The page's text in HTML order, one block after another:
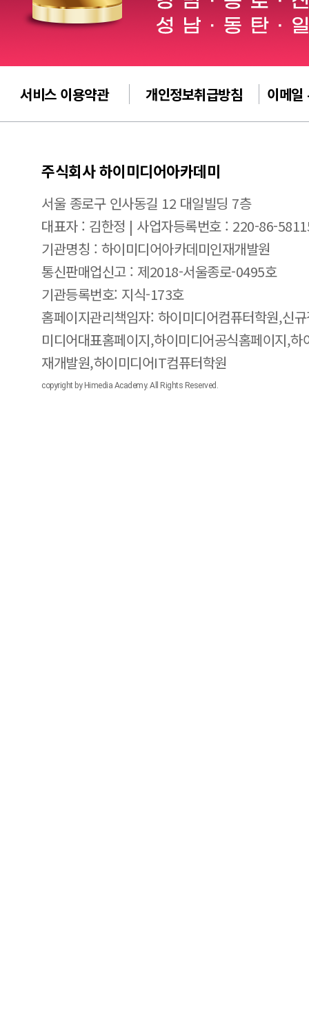
서비스 이용약관 개인정보취급방침 이메일
주식회사 하이미디어아카데미
서울 종로구 인사동길 12 대일빌딩 7층
대표자 : 김한정 | 사업자등록번호 : 220-86-
기관명칭 : 하이미디어아카데미인재개발원
통신판매업신고 : 제2018-서울종로-0495호
기관등록번호: 지식-173호
홈페이지관리책임자: 하이미디어컴퓨터학원,신
미디어대표홈페이지,하이미디어공식홈페이지,
재개발원,하이미디어IT컴퓨터학원
copyright by Himedia Academy. All Rights Reserved.